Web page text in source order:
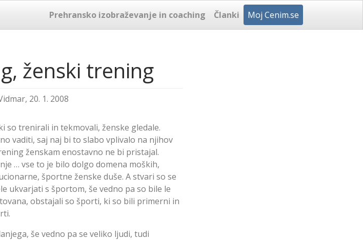
Prehransko izobraževanje in coaching Članki Moj Cenim.se
ženski trening
20. 1. 2008
so trenirali in tekmovali, ženske gledale.
vaditi, saj naj bi to slabo vplivalo na njihov
ženskam enostavno ne bi pristajal.
… vse to je bilo dolgo domena moških,
športne ženske duše. A stvari so se
ukvarjati s športom, še vedno pa so bile le
obstajali so športi, ki so bili primerni in
še vedno pa se veliko ljudi, tudi